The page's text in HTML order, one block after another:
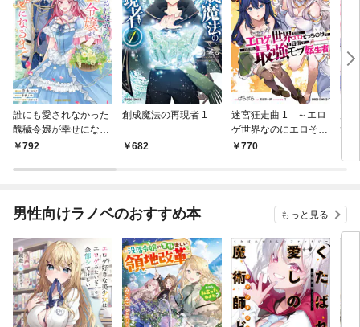
誰にも愛されなかった
醜穢令嬢が幸せになる
まで 1
792
創成魔法の再現者 1
682
迷宮狂走曲 1 ～エロ
ゲ世界なのにエロそっ
ちのけでひたすら最強
770
選
い
男性向けラノベのおすすめ本 もっと見る